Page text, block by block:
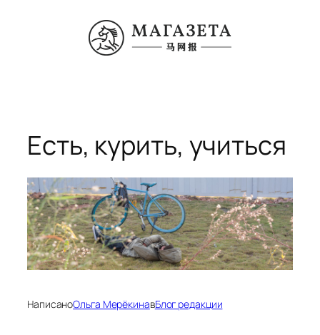
содержимому
Есть, курить, учиться
НаписаноОльга МерёкинавБлог редакции